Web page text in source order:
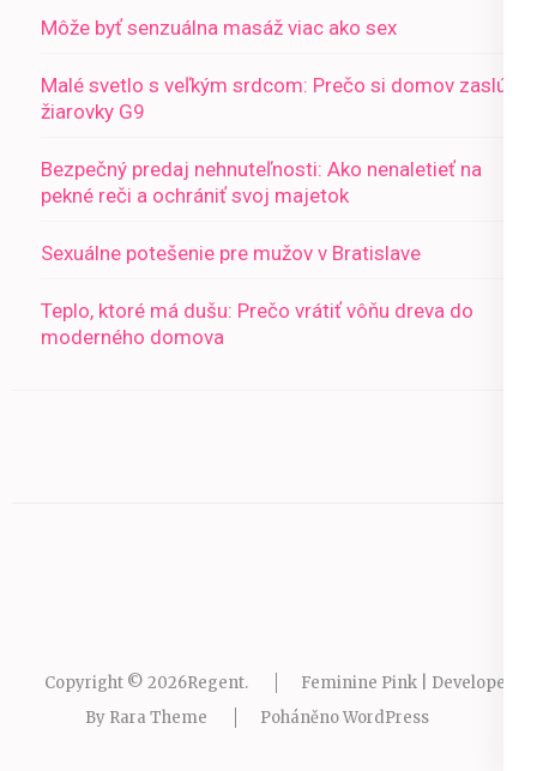
Môže byť senzuálna masáž viac ako sex
Malé svetlo s veľkým srdcom: Prečo si domov zaslúži
žiarovky G9
Bezpečný predaj nehnuteľnosti: Ako nenaletieť na
pekné reči a ochrániť svoj majetok
Sexuálne potešenie pre mužov v Bratislave
Teplo, ktoré má dušu: Prečo vrátiť vôňu dreva do
moderného domova
Copyright © 2026Regent.
Feminine Pink | Developed
By Rara Theme PoháněnoWordPress